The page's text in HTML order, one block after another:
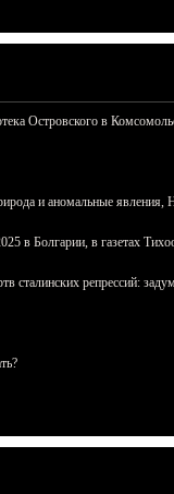
Островского в
и аномальные
в Болгарии, в газетах
сталинских репрессий: